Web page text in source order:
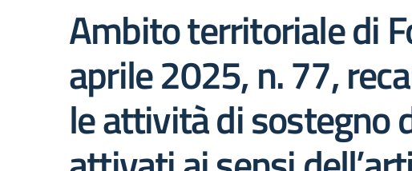
Ambito territoriale di
aprile 2025, n. 77,
le attività di sostegno